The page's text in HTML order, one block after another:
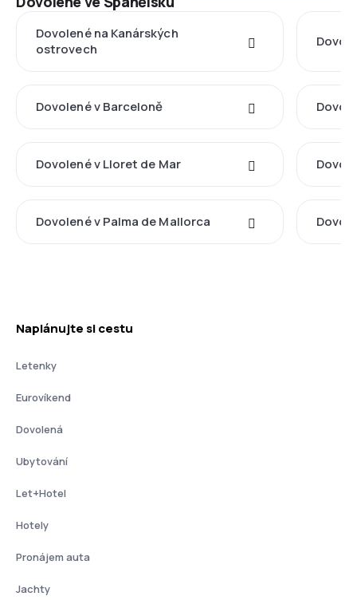
Dovolené na Kanárských
ostrovech
Dovolené v Barceloně
Dovolené v Lloret de Mar
Dovolené v Palma de Mallorca
Naplánujte si cestu
Letenky
Eurovíkend
Dovolená
Ubytování
Let+Hotel
Hotely
Pronájem auta
Jachty